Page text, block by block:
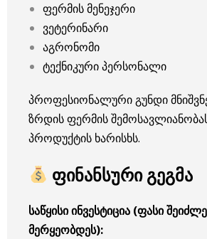
ფერმის მენეჯერი
ვეტერინარი
აგრონომი
ტექნიკური პერსონალი
პროფესიონალური გუნდი
ზრდის ფერმის
პროდუქტის ხარისხს.
ფინანსური გეგმა
საწყისი ინვესტიცია (ფასი
მერყეობდეს):